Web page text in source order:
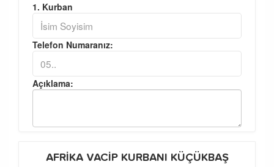
1. Kurban
Telefon Numaranız:
Açıklama:
AFRİKA VACİP KURBANI KÜÇÜKBAŞ